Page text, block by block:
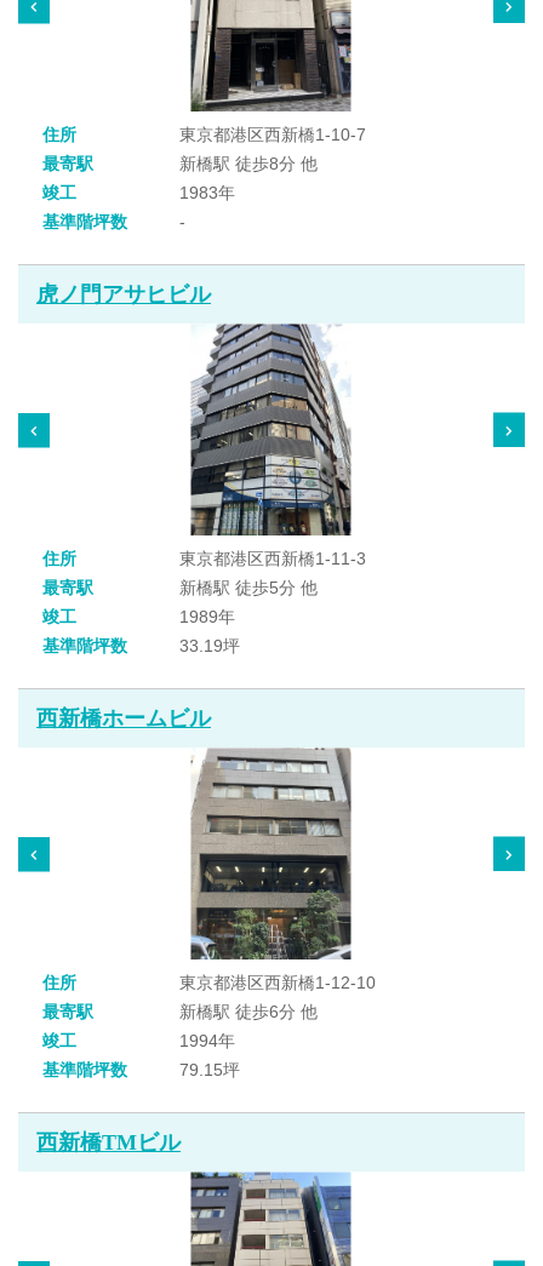
住所
東京都港区西新橋1-10-7
最寄駅
新橋駅 徒歩8分 他
竣工
1983年
基準階坪数
-
虎ノ門アサヒビル
住所
東京都港区西新橋1-11-3
最寄駅
新橋駅 徒歩5分 他
竣工
1989年
基準階坪数
33.19坪
西新橋ホームビル
住所
東京都港区西新橋1-12-10
最寄駅
新橋駅 徒歩6分 他
竣工
1994年
基準階坪数
79.15坪
西新橋TMビル